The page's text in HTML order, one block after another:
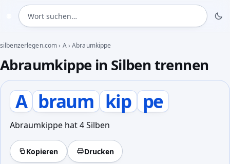
Wort suchen
silbenzerlegen.com› A›Abraumkippe
Abraumkippe in Silben trennen
A braum kip pe
Abraumkippe hat 4 Silben
Kopieren Drucken